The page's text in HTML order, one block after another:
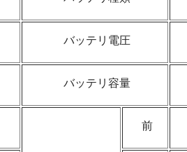
バッテリ電圧
バッテリ容量
前